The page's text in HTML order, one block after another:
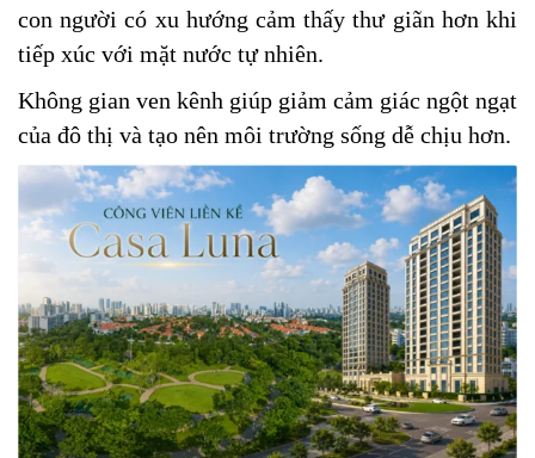
con người có xu hướng cảm thấy thư giãn hơn khi
tiếp xúc với mặt nước tự nhiên.
Không gian ven kênh giúp giảm cảm giác ngột ngạt
của đô thị và tạo nên môi trường sống dễ chịu hơn.